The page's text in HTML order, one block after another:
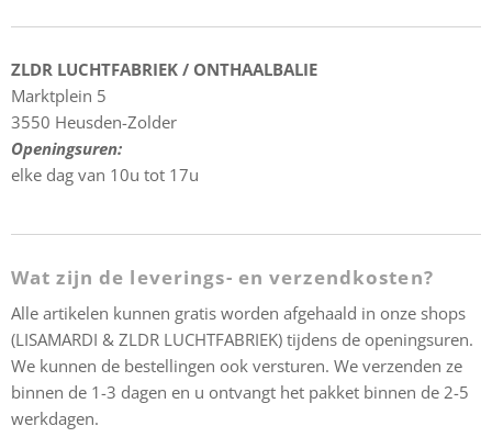
ZLDR LUCHTFABRIEK / ONTHAALBALIE
Marktplein 5
3550 Heusden-Zolder
Openingsuren:
elke dag van 10u tot 17u
Wat zijn de leverings- en verzendkosten?
Alle artikelen kunnen gratis worden afgehaald in onze shops
(LISAMARDI & ZLDR LUCHTFABRIEK) tijdens de openingsuren.
We kunnen de bestellingen ook versturen. We verzenden ze
binnen de 1-3 dagen en u ontvangt het pakket binnen de 2-5
werkdagen.